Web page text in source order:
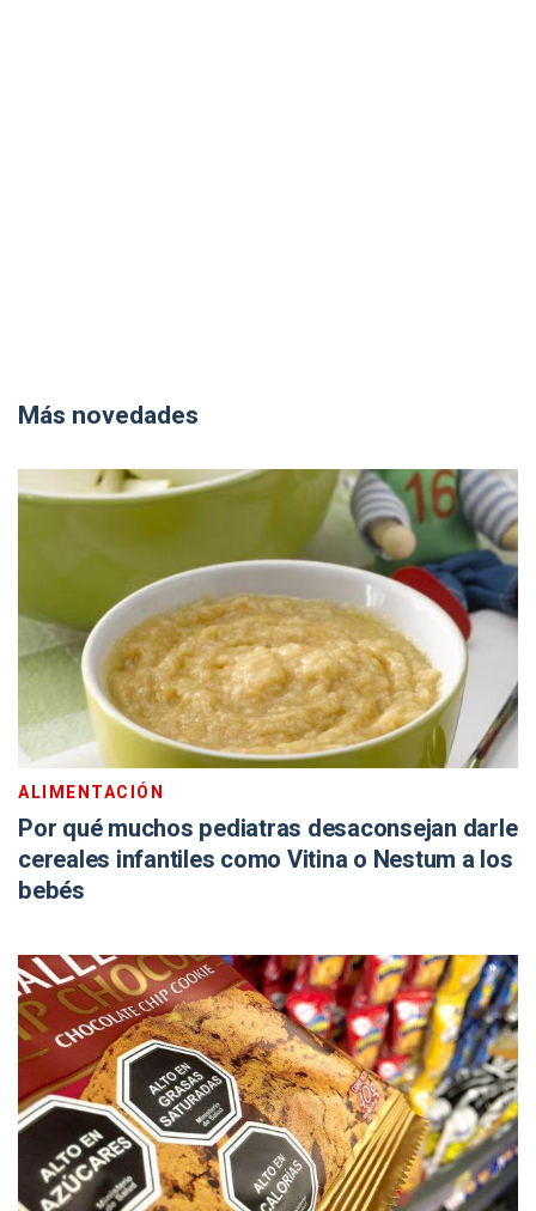
Más novedades
ALIMENTACIÓN
Por qué muchos pediatras desaconsejan darle
cereales infantiles como Vitina o Nestum a los
bebés